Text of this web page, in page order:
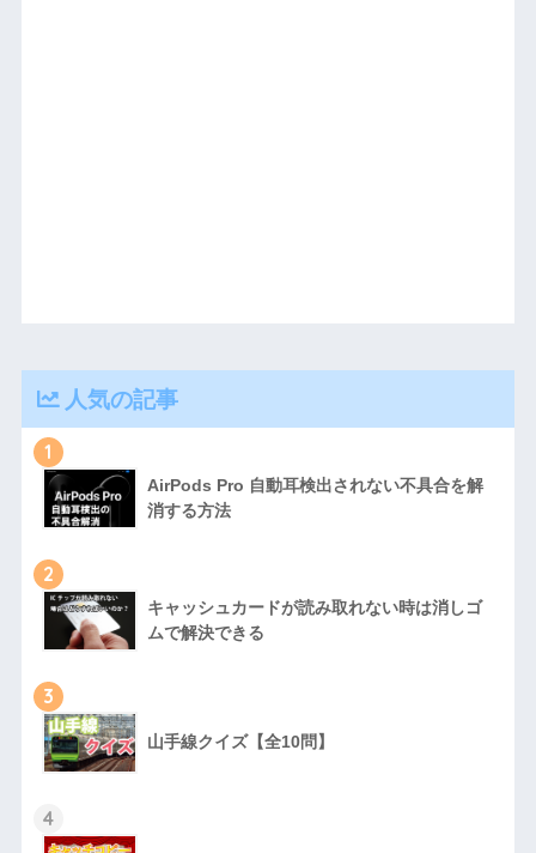
人気の記事
1
AirPods Pro 自動耳検出されない不具合を解
消する方法
2
キャッシュカードが読み取れない時は消しゴ
ムで解決できる
3
山手線クイズ【全10問】
4